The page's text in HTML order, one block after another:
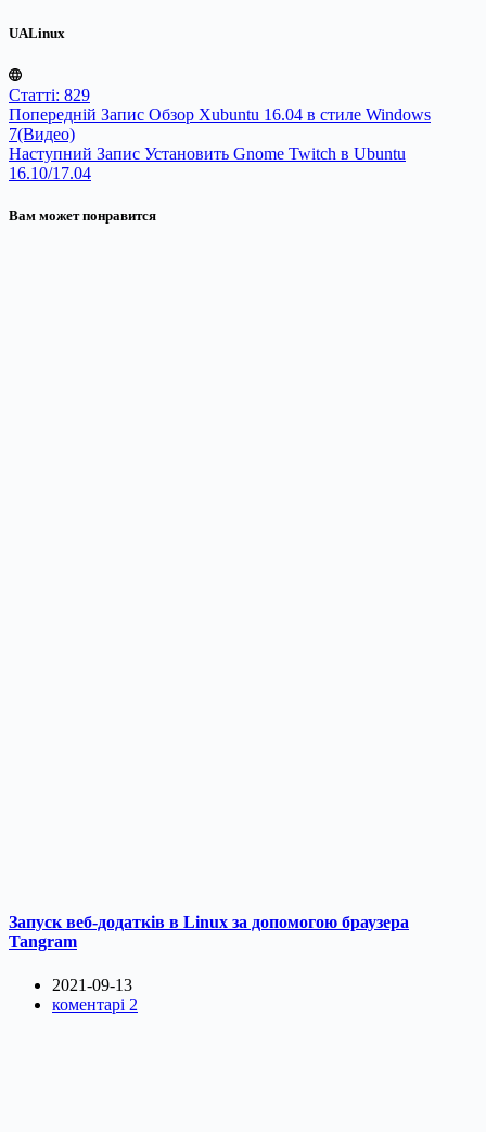
UALinux
Статті: 829
Попередній Запис Обзор Xubuntu 16.04 в стиле Windows
7(Видео)
Наступний Запис Установить Gnome Twitch в Ubuntu
16.10/17.04
Вам может понравится
Запуск веб-додатків в Linux за допомогою браузера
Tangram
2021-09-13
коментарі 2